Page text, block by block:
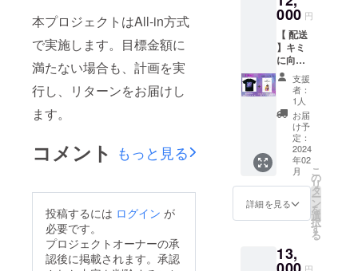
本プロジェクトはAll-in方式
で実施します。目標金額に
満たない場合も、計画を実
行し、リターンをお届けし
ます。
コメント もっと見る
投稿するには ログイン が
必要です。
プロジェクトオーナーの承
認後に掲載されます。承認
致しま
す。
で当日
受け取
りが可
能な方
はLIVE
会場受
け取り
ver.をご
選択下
さいま
せ。 ※
推しメ
ン指定
リクラ
に記載
あだ名
の配送
ver.をご
選択く
ださい
ませ。
Tシャツ
は黒の
みとな
りま
す。サ
イズは
M .L.XL
からご
選択頂
す。
M/XLは
ざいま
トイエ
ダーク
グリー
ン→ラ
イト
レッド
→自動
切り替
えの16
種類発
光。※台
座セッ
をご希
望の方
ver.をご
選択く
りのブ
ラン
ケット
とマフ
ラーに
埋もれ
る可愛
いもも
ちゃん
の冬特
別ラン
チェキ
でポカ
ポカ
に…︎♡
配送を
の配送
ver.をご
000 円
【 配送
】キミ
に向け
た世界
で1枚の
推しメ
ンソロ
プリク
ラ＆Φ
NEW
FINAL
公式T
シャツ
セット!
遠方の
取って
頂けま
支援
者：
1人
お届
け予
定：
2024
年02
月
詳細を見る
こ
の
リ
タ
ー
ン
を
選
択
す
る
13,